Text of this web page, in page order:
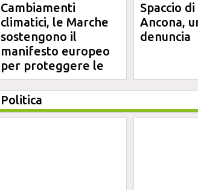
Cambiamenti
climatici, le Marche
sostengono il
manifesto europeo
per proteggere le
aree costiere
Spaccio
Ancona,
denuncia
Politica